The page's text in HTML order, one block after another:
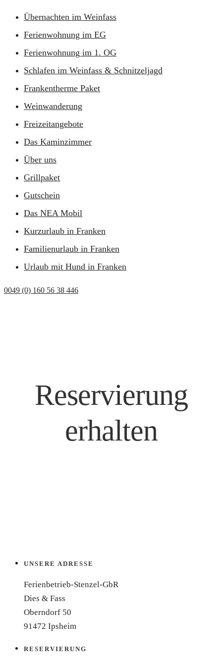
Übernachten im Weinfass
Ferienwohnung im EG
Ferienwohnung im 1. OG
Schlafen im Weinfass & Schnitzeljagd
Frankentherme Paket
Weinwanderung
Freizeitangebote
Das Kaminzimmer
Über uns
Grillpaket
Gutschein
Das NEA Mobil
Kurzurlaub in Franken
Familienurlaub in Franken
Urlaub mit Hund in Franken
0049 (0) 160 56 38 446
Reservierung
erhalten
UNSERE ADRESSE
Ferienbetrieb-Stenzel-GbR
Dies & Fass
Oberndorf 50
91472 Ipsheim
RESERVIERUNG